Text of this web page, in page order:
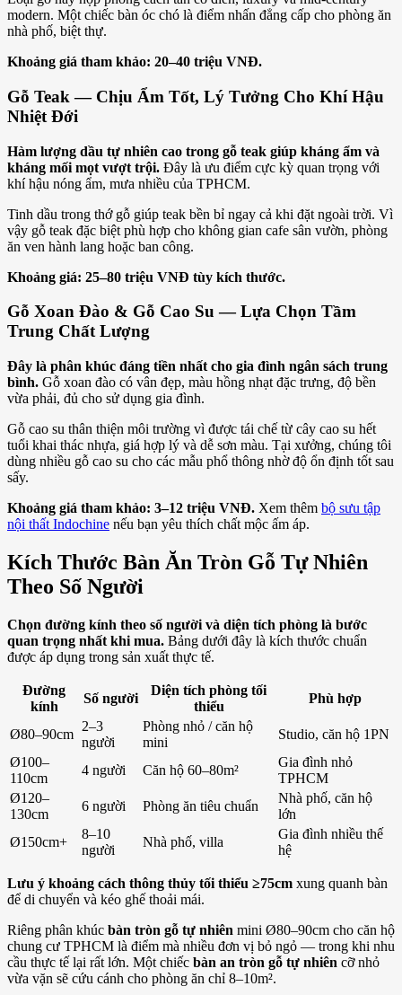
modern. Một chiếc bàn óc chó là điểm nhấn đẳng cấp cho phòng ăn
nhà phố, biệt thự.
Khoảng giá tham khảo: 20–40 triệu VNĐ.
Gỗ Teak — Chịu Ẩm Tốt, Lý Tưởng Cho Khí Hậu
Nhiệt Đới
Hàm lượng dầu tự nhiên cao trong gỗ teak giúp kháng ẩm và
kháng mối mọt vượt trội. Đây là ưu điểm cực kỳ quan trọng với
khí hậu nóng ẩm, mưa nhiều của TPHCM.
Tinh dầu trong thớ gỗ giúp teak bền bỉ ngay cả khi đặt ngoài trời. Vì
vậy gỗ teak đặc biệt phù hợp cho không gian cafe sân vườn, phòng
ăn ven hành lang hoặc ban công.
Khoảng giá: 25–80 triệu VNĐ tùy kích thước.
Gỗ Xoan Đào & Gỗ Cao Su — Lựa Chọn Tầm
Trung Chất Lượng
Đây là phân khúc đáng tiền nhất cho gia đình ngân sách trung
bình. Gỗ xoan đào có vân đẹp, màu hồng nhạt đặc trưng, độ bền
vừa phải, đủ cho sử dụng gia đình.
Gỗ cao su thân thiện môi trường vì được tái chế từ cây cao su hết
tuổi khai thác nhựa, giá hợp lý và dễ sơn màu. Tại xưởng, chúng tôi
dùng nhiều gỗ cao su cho các mẫu phổ thông nhờ độ ổn định tốt sau
sấy.
Khoảng giá tham khảo: 3–12 triệu VNĐ. Xem thêm bộ sưu tập
nội thất Indochine nếu bạn yêu thích chất mộc ấm áp.
Kích Thước Bàn Ăn Tròn Gỗ Tự Nhiên
Theo Số Người
Chọn đường kính theo số người và diện tích phòng là bước
quan trọng nhất khi mua. Bảng dưới đây là kích thước chuẩn
được áp dụng trong sản xuất thực tế.
Đường
kính
Số người
Diện tích phòng tối
thiểu
Phù hợp
Ø80–90cm
2–3
người
Phòng nhỏ / căn hộ
mini
Studio, căn hộ 1PN
Ø100–
110cm
4 người Căn hộ 60–80m²
Gia đình nhỏ
TPHCM
Ø120–
130cm
6 người Phòng ăn tiêu chuẩn
Nhà phố, căn hộ
lớn
Ø150cm+
8–10
người
Nhà phố, villa
Gia đình nhiều thế
hệ
Lưu ý khoảng cách thông thủy tối thiểu ≥75cm xung quanh bàn
để di chuyển và kéo ghế thoải mái.
Riêng phân khúc bàn tròn gỗ tự nhiên mini Ø80–90cm cho căn hộ
chung cư TPHCM là điểm mà nhiều đơn vị bỏ ngỏ — trong khi nhu
cầu thực tế lại rất lớn. Một chiếc bàn an tròn gỗ tự nhiên cỡ nhỏ
vừa vặn sẽ cứu cánh cho phòng ăn chỉ 8–10m².